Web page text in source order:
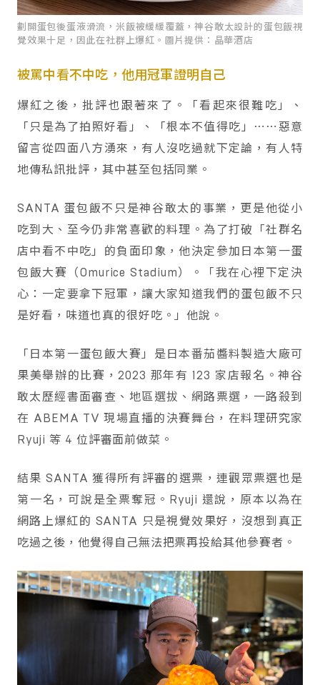
劃開蛋包後蛋液滑流，米飯被緩緩覆蓋，神谷敢太設計的蛋包飯視
覺效果十足，因此在社群上爆紅。圖片提供：晶華酒店
被罵中看不中吃，他用冠軍證明自己
爆紅之後，批評也跟著來了。「看起來很難吃」、
「只是為了拍照好看」、「根本不值得吃」⋯⋯惡意
留言從四面八方湧來，有人沒吃過就下定論，有人特
地傳私訊批評，其中甚至包括同業。
SANTA 蛋包飯不只是神谷敢太的事業，更是他從小
吃到大、至今仍非常喜歡的料理。為了打破「社群名
店中看不中吃」的負面印象，他決定參加日本第一蛋
包飯大賽（Omurice Stadium）。「我在心裡下定決
心：一定要拿下冠軍，讓大家知道我們的蛋包飯不只
是好看，味道也真的很好吃。」他說。
「日本第一蛋包飯大賽」是日本番茄醬料製造大廠可
果美舉辦的比賽，2023 那年有 123 家店報名。神谷
敢太歷經書面審查、地區選拔、網路票選，一路殺到
在 ABEMA TV 現場直播的決賽舞台，在料理研究家
Ryuji 等 4 位評審面前做菜。
結果 SANTA 獲得所有評審的選票，連觀眾票選也是
第一名，可說是全票奪冠。Ryuji 還說，原本以為在
網路上爆紅的 SANTA 只是視覺效果好，沒想到真正
吃過之後，他覺得自己無法把票再投給其他參賽者。